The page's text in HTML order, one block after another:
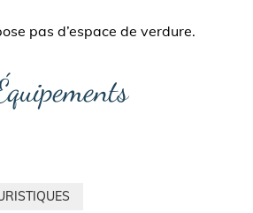
pas d’espace de verdure.